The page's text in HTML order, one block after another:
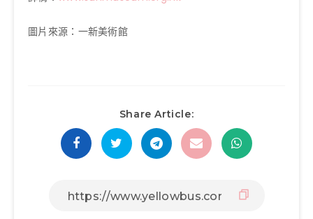
圖片來源：一新美術館
Share Article: